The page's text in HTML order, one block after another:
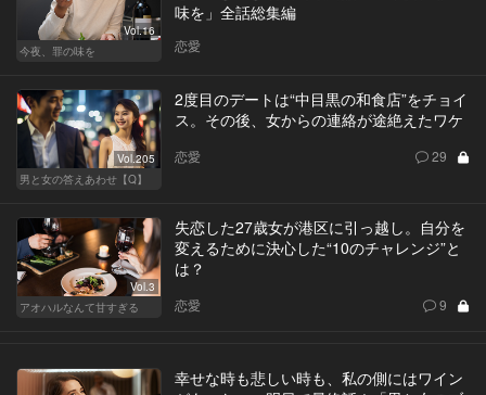
Vol.16
今夜、罪の味を
味を」全話総集編
恋愛
Vol.205
男と女の答えあわせ【Q】
2度目のデートは“中目黒の和食店”をチョイ
ス。その後、女からの連絡が途絶えたワケ
恋愛 29
Vol.3
アオハルなんて甘すぎる
失恋した27歳女が港区に引っ越し。自分を
変えるために決心した“10のチャレンジ”と
は？
恋愛 9
幸せな時も悲しい時も、私の側にはワイン